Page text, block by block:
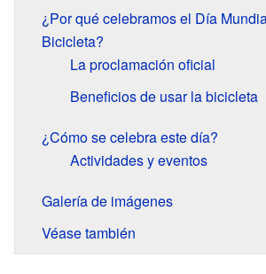
¿Por qué celebramos el Día
Bicicleta?
La proclamación oficial
Beneficios de usar la bicicleta
¿Cómo se celebra este día?
Actividades y eventos
Galería de imágenes
Véase también